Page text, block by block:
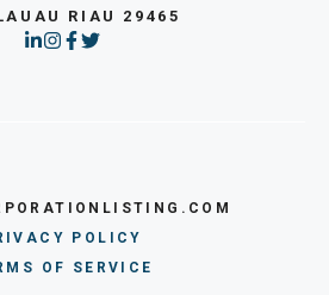
RIAU 29465
POLICY
OF SERVICE